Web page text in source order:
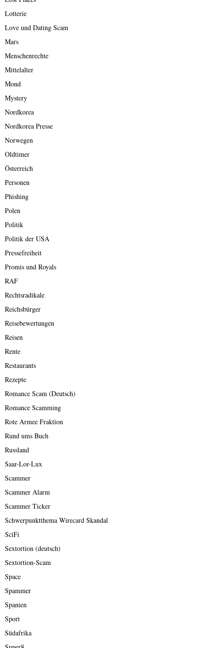
Lotterie
Love und Dating Scam
Mars
Menschenrechte
Mittelalter
Mond
Mystery
Nordkorea
Nordkorea Presse
Norwegen
Oldtimer
Österreich
Personen
Phishing
Polen
Politik
Politik der USA
Pressefreiheit
Promis und Royals
RAF
Rechtsradikale
Reichsbürger
Reisebewertungen
Reisen
Rente
Restaurants
Rezepte
Romance Scam (Deutsch)
Romance Scamming
Rote Armee Fraktion
Rund ums Buch
Russland
Saar-Lor-Lux
Scammer
Scammer Alarm
Scammer Ticker
Schwerpunktthema Wirecard Skandal
SciFi
Sextortion (deutsch)
Sextortion-Scam
Space
Spammer
Spanien
Sport
Südafrika